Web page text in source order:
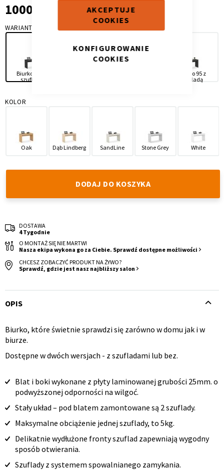
AKCEPTUJE
COOKIES
KONFIGUROWANIE
COOKIES
images
1 000,00 zł
1000,00 zł
WARIANT
Biurko 125 z
szufladą
Biurko 95 z
szufladą
KOLOR
Oak Dąb Lindberg SandLine Stone Grey White
DODAJ DO KOSZYKA
DOSTAWA
4 Tygodnie
O MONTAŻ SIĘ NIE MARTW!
Nasza ekipa wykona go za Ciebie. Sprawdź dostępne możliwości
CHCESZ ZOBACZYĆ PRODUKT NA ŻYWO?
Sprawdź, gdzie jest nasz najbliższy salon
OPIS
Opis
produktu
Biurko, które świetnie sprawdzi się zarówno w domu jak i w
biurze.
Dostępne w dwóch wersjach - z szufladami lub bez.
Blat i boki wykonane z płyty laminowanej grubości 25mm. o
podwyższonej odporności na wilgoć.
Stały układ – pod blatem zamontowane są 2 szuflady.
Maksymalne obciążenie jednej szuflady, to 5kg.
Delikatnie wydłużone fronty szuflad zapewniają wygodny
sposób otwierania.
Szuflady z systemem spowalnianego zamykania.